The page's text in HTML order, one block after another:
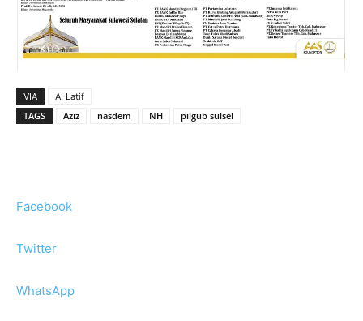
VIA A. Latif
TAGS Aziz nasdem NH pilgub sulsel
Facebook
Twitter
WhatsApp